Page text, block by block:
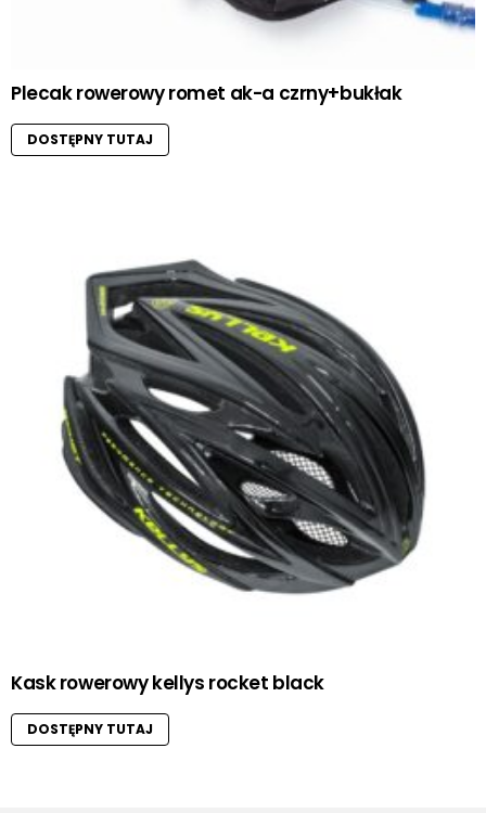
Plecak rowerowy romet ak-a czrny+bukłak
DOSTĘPNY TUTAJ
Kask rowerowy kellys rocket black
DOSTĘPNY TUTAJ